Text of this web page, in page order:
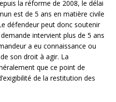
la réforme de 2008, le délai
est de 5 ans en matière civile
défendeur peut donc soutenir
intervient plus de 5 ans
a eu connaissance ou
son droit à agir. La
que ce point de
de la restitution des